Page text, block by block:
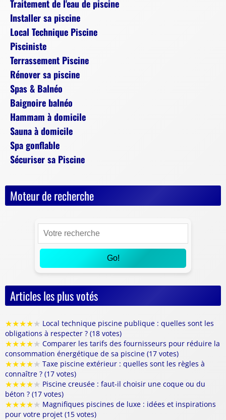
Traitement de l'eau de piscine
Installer sa piscine
Local Technique Piscine
Pisciniste
Terrassement Piscine
Rénover sa piscine
Spas & Balnéo
Baignoire balnéo
Hammam à domicile
Sauna à domicile
Spa gonflable
Sécuriser sa Piscine
Moteur de recherche
Go!
Articles les plus votés
★★★★★ Local technique piscine publique : quelles sont les
obligations à respecter ? (18 votes)
★★★★★ Comparer les tarifs des fournisseurs pour réduire la
consommation énergétique de sa piscine (17 votes)
★★★★★ Taxe piscine extérieur : quelles sont les règles à
connaître ? (17 votes)
★★★★★ Piscine creusée : faut-il choisir une coque ou du
béton ? (17 votes)
★★★★★ Magnifiques piscines de luxe : idées et inspirations
pour votre projet (15 votes)